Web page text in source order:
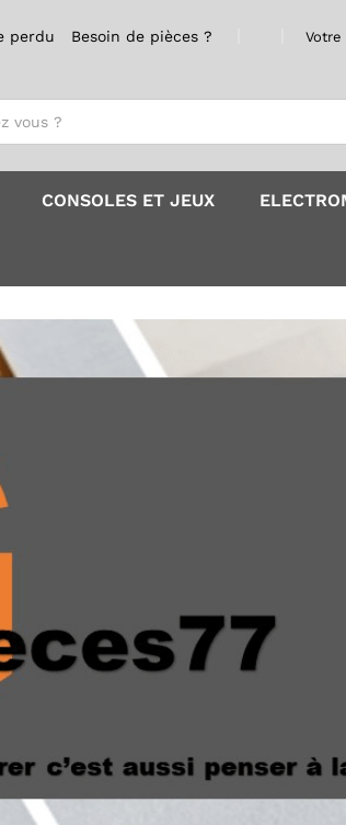
perdu Besoin de pièces ? Votre
CONSOLES ET JEUX